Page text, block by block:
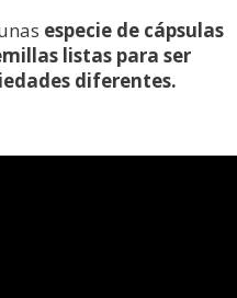
especie de cápsulas
listas para ser
diferentes.